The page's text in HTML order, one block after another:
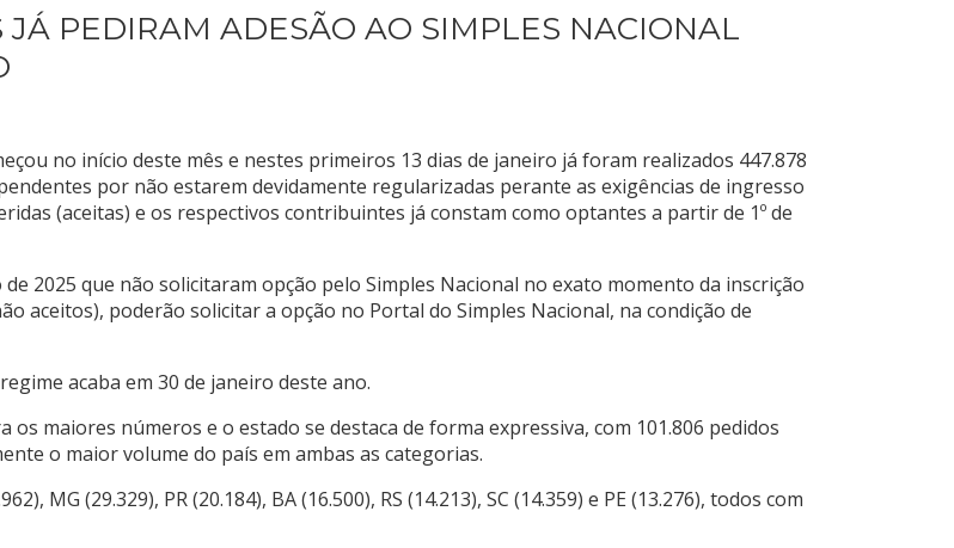
PEDIRAM ADESÃO AO SIMPLES NACIONAL
no início deste mês e nestes primeiros 13 dias de janeiro já foram realizados 447.878
por não estarem devidamente regularizadas perante as exigências de ingresso
(aceitas) e os respectivos contribuintes já constam como optantes a partir de 1º de
2025 que não solicitaram opção pelo Simples Nacional no exato momento da inscrição
aceitos), poderão solicitar a opção no Portal do Simples Nacional, na condição de
acaba em 30 de janeiro deste ano.
os maiores números e o estado se destaca de forma expressiva, com 101.806 pedidos
o maior volume do país em ambas as categorias.
MG (29.329), PR (20.184), BA (16.500), RS (14.213), SC (14.359) e PE (13.276), todos com